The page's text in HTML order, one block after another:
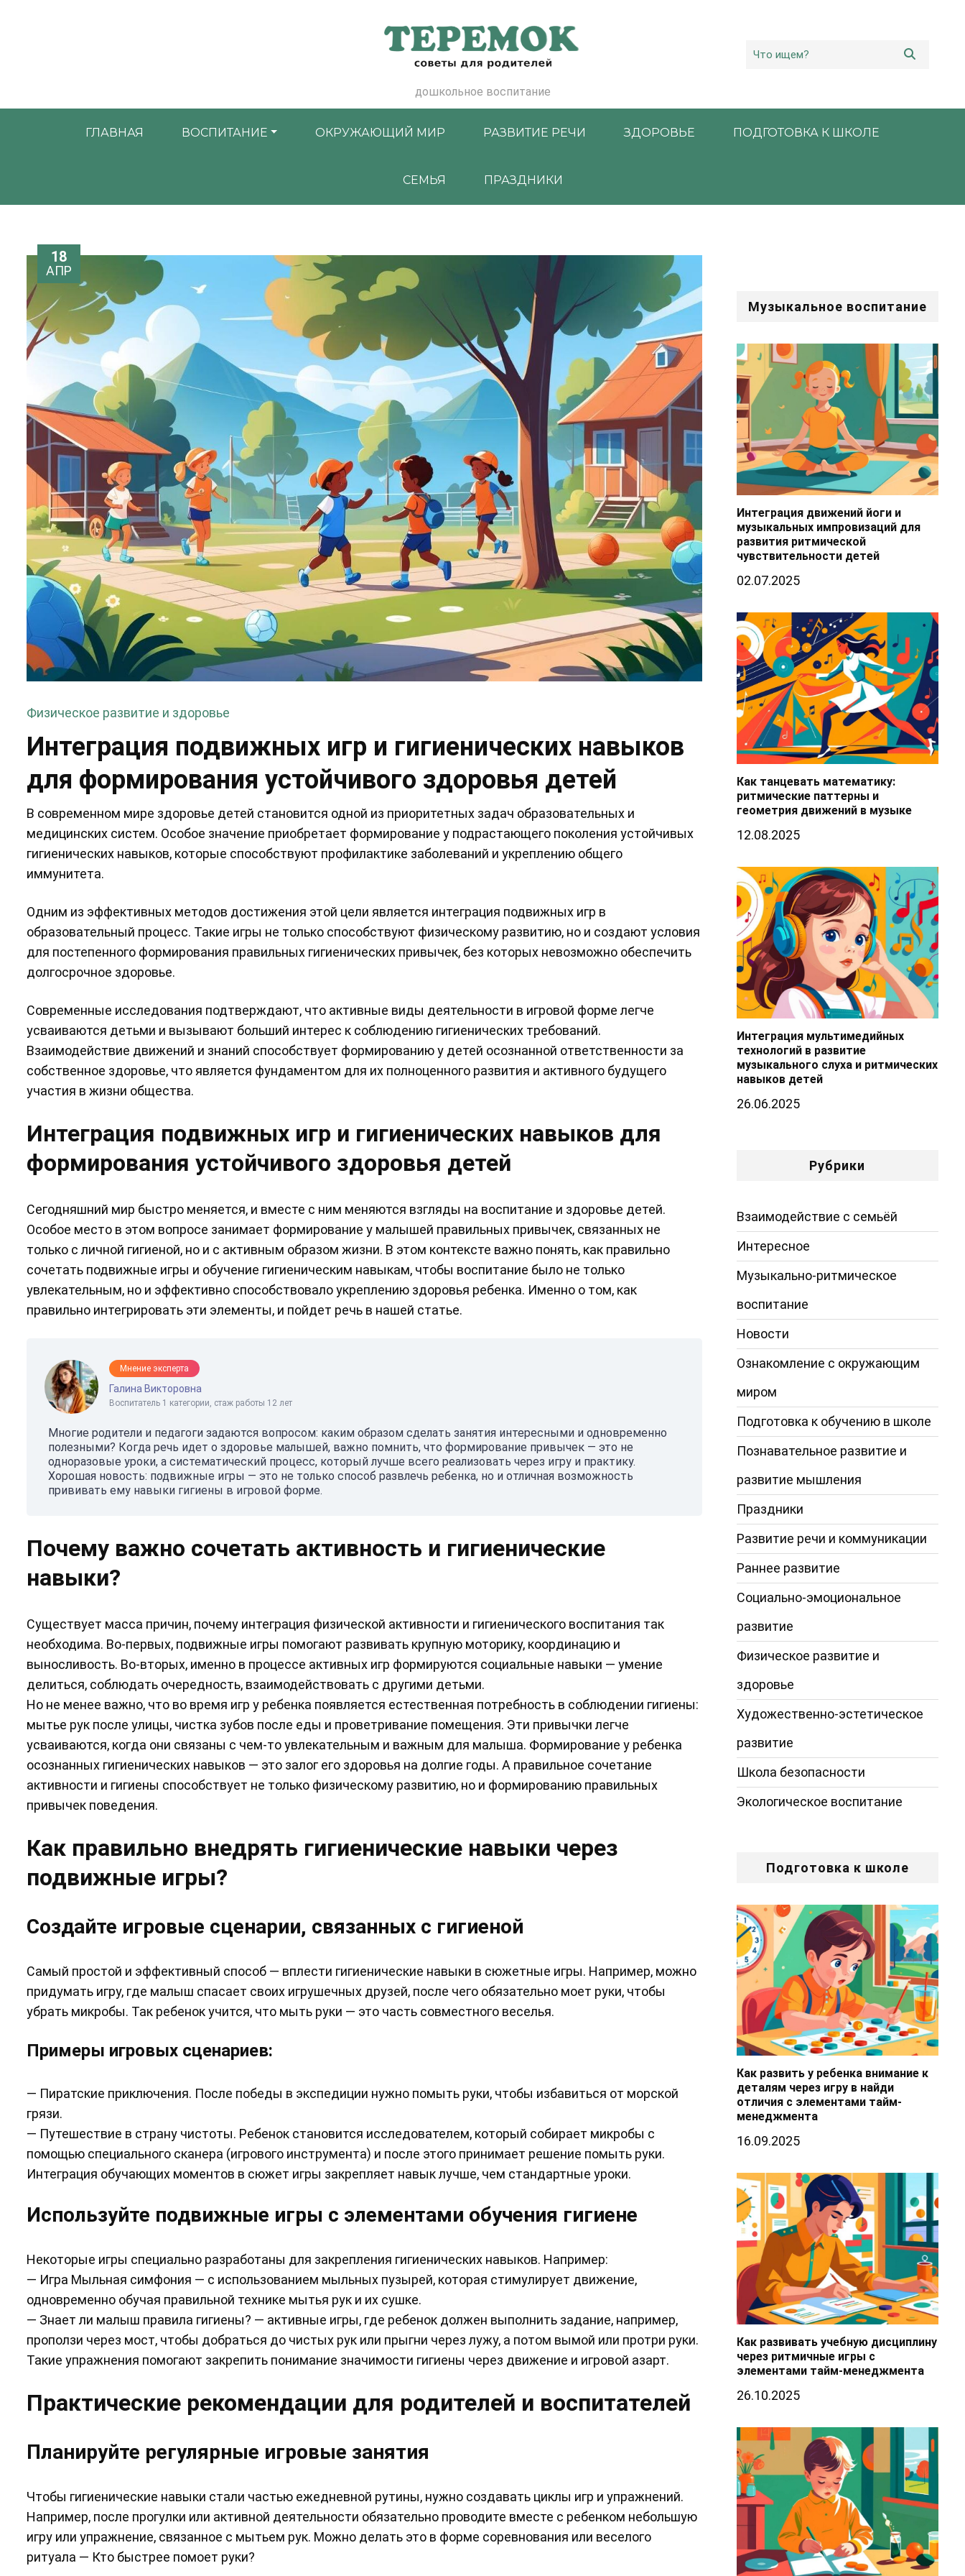
дошкольное воспитание
ГЛАВНАЯ ВОСПИТАНИЕ ОКРУЖАЮЩИЙ МИР РАЗВИТИЕ РЕЧИ ЗДОРОВЬЕ ПОДГОТОВКА К ШКОЛЕ
СЕМЬЯ ПРАЗДНИКИ
18
АПР
Физическое развитие и здоровье
Интеграция подвижных игр и гигиенических навыков
для формирования устойчивого здоровья детей
В современном мире здоровье детей становится одной из приоритетных задач образовательных и
медицинских систем. Особое значение приобретает формирование у подрастающего поколения устойчивых
гигиенических навыков, которые способствуют профилактике заболеваний и укреплению общего
иммунитета.
Одним из эффективных методов достижения этой цели является интеграция подвижных игр в
образовательный процесс. Такие игры не только способствуют физическому развитию, но и создают условия
для постепенного формирования правильных гигиенических привычек, без которых невозможно обеспечить
долгосрочное здоровье.
Современные исследования подтверждают, что активные виды деятельности в игровой форме легче
усваиваются детьми и вызывают больший интерес к соблюдению гигиенических требований.
Взаимодействие движений и знаний способствует формированию у детей осознанной ответственности за
собственное здоровье, что является фундаментом для их полноценного развития и активного будущего
участия в жизни общества.
Интеграция подвижных игр и гигиенических навыков для
формирования устойчивого здоровья детей
Сегодняшний мир быстро меняется, и вместе с ним меняются взгляды на воспитание и здоровье детей.
Особое место в этом вопросе занимает формирование у малышей правильных привычек, связанных не
только с личной гигиеной, но и с активным образом жизни. В этом контексте важно понять, как правильно
сочетать подвижные игры и обучение гигиеническим навыкам, чтобы воспитание было не только
увлекательным, но и эффективно способствовало укреплению здоровья ребенка. Именно о том, как
правильно интегрировать эти элементы, и пойдет речь в нашей статье.
Мнение эксперта
Галина Викторовна
Воспитатель 1 категории, стаж работы 12 лет
Многие родители и педагоги задаются вопросом: каким образом сделать занятия интересными и одновременно
полезными? Когда речь идет о здоровье малышей, важно помнить, что формирование привычек — это не
одноразовые уроки, а систематический процесс, который лучше всего реализовать через игру и практику.
Хорошая новость: подвижные игры — это не только способ развлечь ребенка, но и отличная возможность
прививать ему навыки гигиены в игровой форме.
Почему важно сочетать активность и гигиенические
навыки?
Существует масса причин, почему интеграция физической активности и гигиенического воспитания так
необходима. Во-первых, подвижные игры помогают развивать крупную моторику, координацию и
выносливость. Во-вторых, именно в процессе активных игр формируются социальные навыки — умение
делиться, соблюдать очередность, взаимодействовать с другими детьми.
Но не менее важно, что во время игр у ребенка появляется естественная потребность в соблюдении гигиены:
мытье рук после улицы, чистка зубов после еды и проветривание помещения. Эти привычки легче
усваиваются, когда они связаны с чем-то увлекательным и важным для малыша. Формирование у ребенка
осознанных гигиенических навыков — это залог его здоровья на долгие годы. А правильное сочетание
активности и гигиены способствует не только физическому развитию, но и формированию правильных
привычек поведения.
Как правильно внедрять гигиенические навыки через
подвижные игры?
Создайте игровые сценарии, связанных с гигиеной
Самый простой и эффективный способ — вплести гигиенические навыки в сюжетные игры. Например, можно
придумать игру, где малыш спасает своих игрушечных друзей, после чего обязательно моет руки, чтобы
убрать микробы. Так ребенок учится, что мыть руки — это часть совместного веселья.
Примеры игровых сценариев:
— Пиратские приключения. После победы в экспедиции нужно помыть руки, чтобы избавиться от морской
грязи.
— Путешествие в страну чистоты. Ребенок становится исследователем, который собирает микробы с
помощью специального сканера (игрового инструмента) и после этого принимает решение помыть руки.
Интеграция обучающих моментов в сюжет игры закрепляет навык лучше, чем стандартные уроки.
Используйте подвижные игры с элементами обучения гигиене
Некоторые игры специально разработаны для закрепления гигиенических навыков. Например:
— Игра Мыльная симфония — с использованием мыльных пузырей, которая стимулирует движение,
одновременно обучая правильной технике мытья рук и их сушке.
— Знает ли малыш правила гигиены? — активные игры, где ребенок должен выполнить задание, например,
проползи через мост, чтобы добраться до чистых рук или прыгни через лужу, а потом вымой или протри руки.
Такие упражнения помогают закрепить понимание значимости гигиены через движение и игровой азарт.
Практические рекомендации для родителей и воспитателей
Планируйте регулярные игровые занятия
Чтобы гигиенические навыки стали частью ежедневной рутины, нужно создавать циклы игр и упражнений.
Например, после прогулки или активной деятельности обязательно проводите вместе с ребенком небольшую
игру или упражнение, связанное с мытьем рук. Можно делать это в форме соревнования или веселого
ритуала — Кто быстрее помоет руки?
Музыкальное воспитание
Интеграция движений йоги и
музыкальных импровизаций для
развития ритмической
чувствительности детей
02.07.2025
Как танцевать математику:
ритмические паттерны и
геометрия движений в музыке
12.08.2025
Интеграция мультимедийных
технологий в развитие
музыкального слуха и ритмических
навыков детей
26.06.2025
Рубрики
Взаимодействие с семьёй
Интересное
Музыкально-ритмическое
воспитание
Новости
Ознакомление с окружающим
миром
Подготовка к обучению в школе
Познавательное развитие и
развитие мышления
Праздники
Развитие речи и коммуникации
Раннее развитие
Социально-эмоциональное
развитие
Физическое развитие и
здоровье
Художественно-эстетическое
развитие
Школа безопасности
Экологическое воспитание
Подготовка к школе
Как развить у ребенка внимание к
деталям через игру в найди
отличия с элементами тайм-
менеджмента
16.09.2025
Как развивать учебную дисциплину
через ритмичные игры с
элементами тайм-менеджмента
26.10.2025